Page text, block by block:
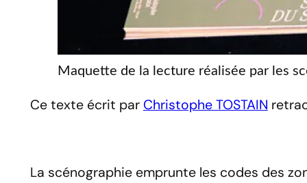
Maquette de la lecture réalisée par les
Ce texte écrit par Christophe TOSTAIN
La scénographie emprunte les codes des